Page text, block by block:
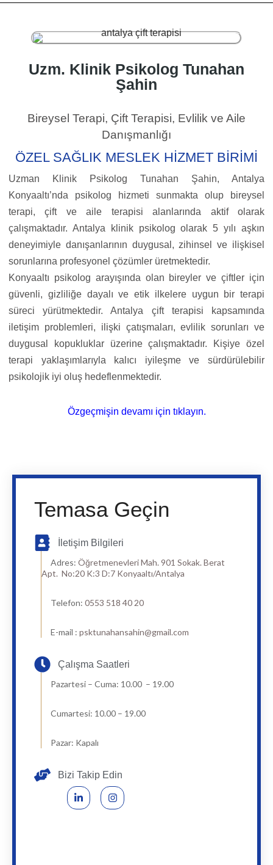
Uzm. Klinik Psikolog Tunahan
Şahin
Bireysel Terapi, Çift Terapisi, Evlilik ve Aile
Danışmanlığı
ÖZEL SAĞLIK MESLEK HİZMET BİRİMİ
Uzman Klinik Psikolog Tunahan Şahin, Antalya
Konyaaltı’nda psikolog hizmeti sunmakta olup bireysel
terapi, çift ve aile terapisi alanlarında aktif olarak
çalışmaktadır. Antalya klinik psikolog olarak 5 yılı aşkın
deneyimiyle danışanlarının duygusal, zihinsel ve ilişkisel
sorunlarına profesyonel çözümler üretmektedir.
Konyaaltı psikolog arayışında olan bireyler ve çiftler için
güvenli, gizliliğe dayalı ve etik ilkelere uygun bir terapi
süreci yürütmektedir. Antalya çift terapisi kapsamında
iletişim problemleri, ilişki çatışmaları, evlilik sorunları ve
duygusal kopukluklar üzerine çalışmaktadır. Kişiye özel
terapi yaklaşımlarıyla kalıcı iyileşme ve sürdürülebilir
psikolojik iyi oluş hedeflenmektedir.
Özgeçmişin devamı için tıklayın.
Temasa Geçin
İletişim Bilgileri
Adres: Öğretmenevleri Mah. 901 Sokak. Berat
Apt. No:20 K:3 D:7 Konyaaltı/Antalya
Telefon: 0553 518 40 20
E-mail : psktunahansahin@gmail.com
Çalışma Saatleri
Pazartesi – Cuma: 10.00 – 19.00
Cumartesi: 10.00 – 19.00
Pazar: Kapalı
Bizi Takip Edin